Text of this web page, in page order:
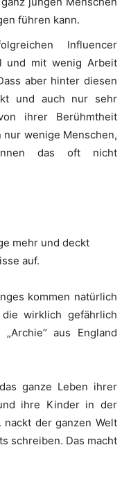
führen kann.
Influencer
und mit wenig Arbeit
aber hinter diesen
und auch nur sehr
ihrer Berühmtheit
wenige Menschen,
das oft nicht
mehr und deckt
auf.
kommen natürlich
wirklich gefährlich
aus England
ganze Leben ihrer
ihre Kinder in der
nackt der ganzen Welt
schreiben. Das macht